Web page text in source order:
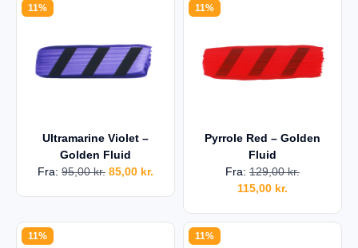
11%
Ultramarine Violet –
Golden Fluid
Fra: 95,00kr. 85,00 kr.
11%
Pyrrole Red – Golden
Fluid
Fra: 129,00kr.
115,00 kr.
11% 11%